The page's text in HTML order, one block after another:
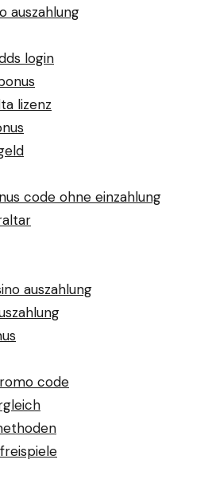
auszahlung
login
lizenz
code ohne einzahlung
auszahlung
code